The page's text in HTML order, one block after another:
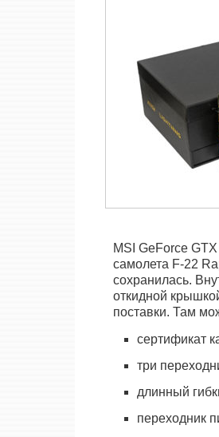
MSI GeForce
самолета F-22
сохранилась.
откидной
поставки. Там
сертификат
три
длинный
переходник